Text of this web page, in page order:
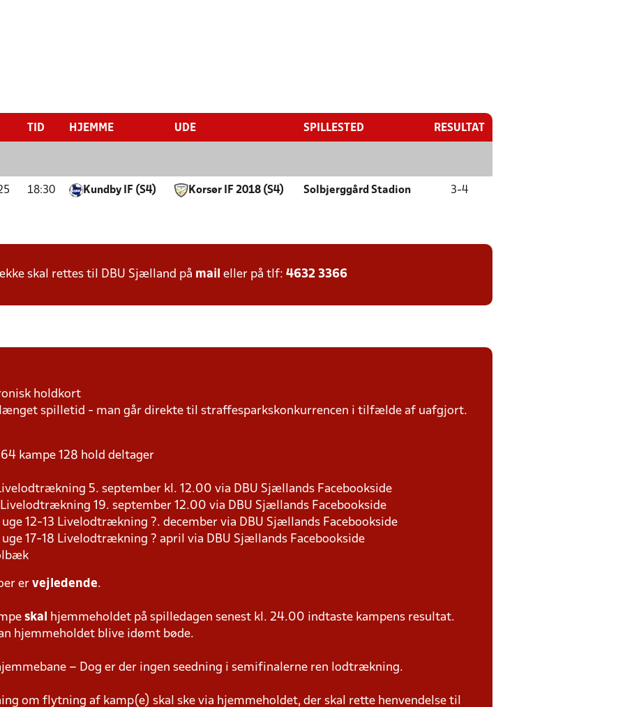
TID HJEMME UDE SPILLESTED RESULTAT
18:30 Kundby IF (S4) Korsør IF 2018 (S4) Solbjerggård Stadion 3-4
skal rettes til DBU Sjælland på mail eller på tlf: 4632 3366
holdkort
spilletid - man går direkte til straffesparkskonkurrencen i tilfælde af uafgjort.
kampe 128 hold deltager
5. september kl. 12.00 via DBU Sjællands Facebookside
19. september 12.00 via DBU Sjællands Facebookside
12-13 Livelodtrækning ?. december via DBU Sjællands Facebookside
17-18 Livelodtrækning ? april via DBU Sjællands Facebookside
er vejledende.
skal
hjemmeholdet på spilledagen senest kl. 24.00 indtaste kampens resultat.
hjemmeholdet blive idømt bøde.
– Dog er der ingen seedning i semifinalerne ren lodtrækning.
om flytning af kamp(e) skal ske via hjemmeholdet, der skal rette henvendelse til